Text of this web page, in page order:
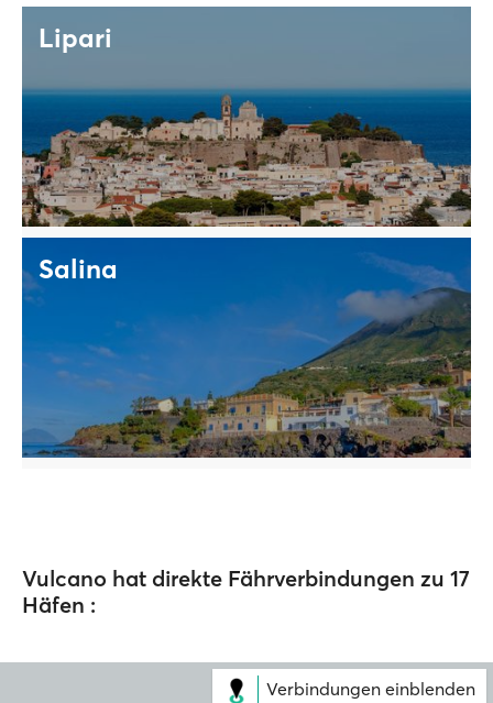
Lipari
Salina
Vulcano hat direkte Fährverbindungen zu 17
Häfen :
Verbindungen einblenden